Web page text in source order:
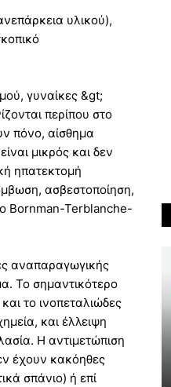
υλικού),
γυναίκες &gt;
περίπου στο
πόνο, αίσθημα
μικρός και δεν
ηπατεκτομή
ασβεστοποίηση,
Bornman-Terblanche-
αναπαραγωγικής
Το σημαντικότερο
το ινοπεταλιώδες
και έλλειψη
Η αντιμετώπιση
έχουν κακόηθες
σπάνιο) ή επί